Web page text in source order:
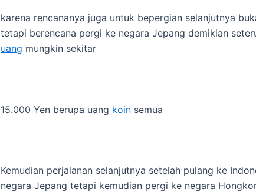
karena rencananya juga untuk bepergian selanjutnya
tetapi berencana pergi ke negara Jepang demikian
uang mungkin sekitar
15.000 Yen berupa uang koin semua
Kemudian perjalanan selanjutnya setelah pulang ke
negara Jepang tetapi kemudian pergi ke negara